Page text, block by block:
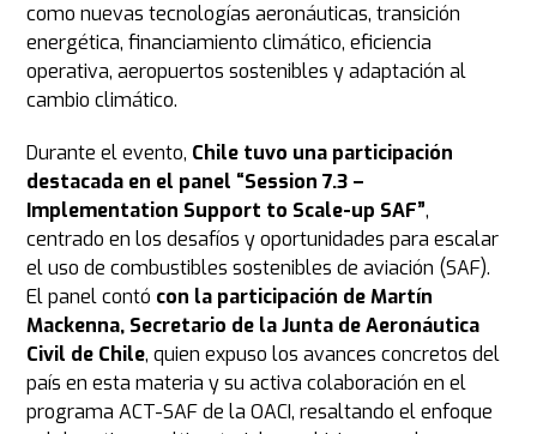
como nuevas tecnologías aeronáuticas, transición
energética, financiamiento climático, eficiencia
operativa, aeropuertos sostenibles y adaptación al
cambio climático.
Durante el evento, Chile tuvo una participación
destacada en el panel “Session 7.3 –
Implementation Support to Scale-up SAF”,
centrado en los desafíos y oportunidades para escalar
el uso de combustibles sostenibles de aviación (SAF).
El panel contó con la participación de Martín
Mackenna, Secretario de la Junta de Aeronáutica
Civil de Chile, quien expuso los avances concretos del
país en esta materia y su activa colaboración en el
programa ACT-SAF de la OACI, resaltando el enfoque